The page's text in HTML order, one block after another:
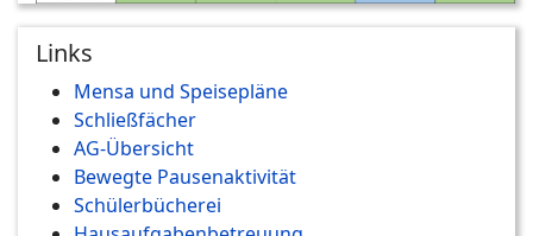
Links
Mensa und Speisepläne
Schließfächer
AG-Übersicht
Bewegte Pausenaktivität
Schülerbücherei